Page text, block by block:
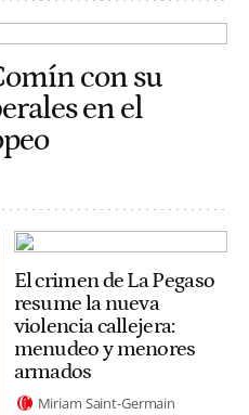
con su
en el
El crimen de La Pegaso
resume la nueva
violencia callejera:
menudeo y menores
armados
Miriam Saint-Germain